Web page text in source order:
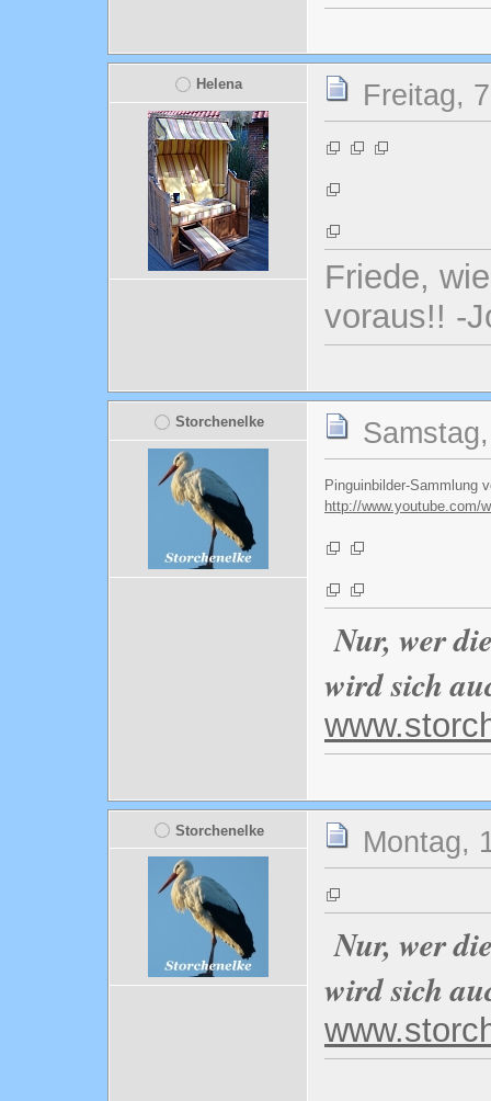
Helena Freitag,
Friede,
voraus!! -
Storchenelke
Pinguinbilder-Sammlung
http://www.youtube.com/
Nur, wer
wird sich
Storchenelke Montag,
Nur, wer
wird sich